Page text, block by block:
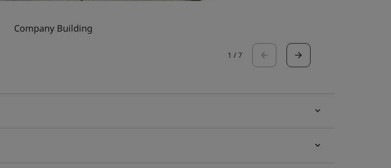
Company Building
1 / 7